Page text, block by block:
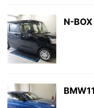
N-